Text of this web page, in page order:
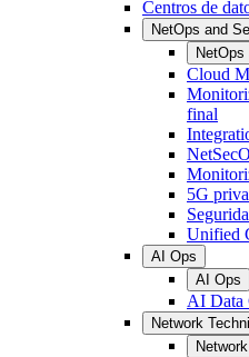
Centros de
NetOps and
Cloud
final
5G
Unified
AI Ops
AI Ops
AI Data
Network